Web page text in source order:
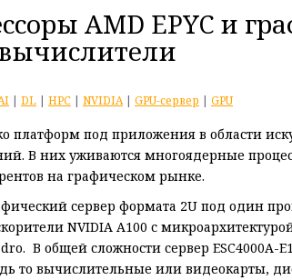
AMD EPYC и
| DL | HPC | NVIDIA | GPU-сервер | GPU
платформ под приложения в области
В них уживаются многоядерные
на графическом рынке.
сервер формата 2U под один
NVIDIA A100 с
В общей сложности сервер ESC4000A-
то вычислительные или видеокарты,